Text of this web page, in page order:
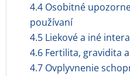
4.4 Osobitné
používaní
4.5 Liekové a iné
4.6 Fertilita, gravidita
4.7 Ovplyvnenie